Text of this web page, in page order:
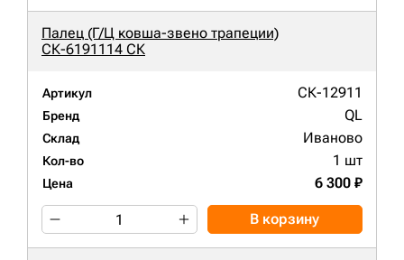
Палец (Г/Ц ковша-звено трапеции)
СК-6191114 СК
Артикул СК-12911
Бренд QL
Склад Иваново
Кол-во 1 шт
Цена 6 300 ₽
В корзину